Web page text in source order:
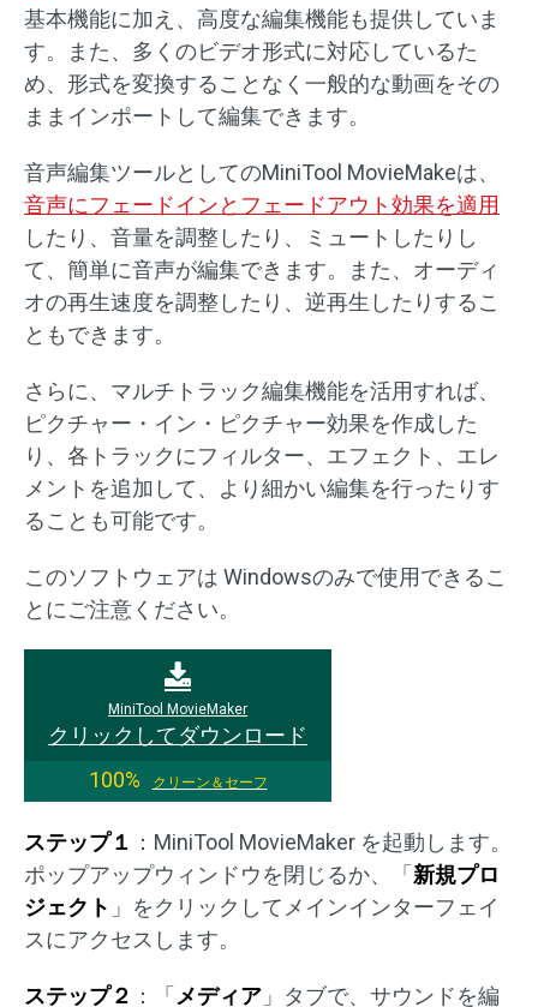
基本機能に加え、高度な編集機能も提供していま
す。また、多くのビデオ形式に対応しているた
め、形式を変換することなく一般的な動画をその
ままインポートして編集できます。
音声編集ツールとしてのMiniTool MovieMakeは、
音声にフェードインとフェードアウト効果を適用
したり、音量を調整したり、ミュートしたりし
て、簡単に音声が編集できます。また、オーディ
オの再生速度を調整したり、逆再生したりするこ
ともできます。
さらに、マルチトラック編集機能を活用すれば、
ピクチャー・イン・ピクチャー効果を作成した
り、各トラックにフィルター、エフェクト、エレ
メントを追加して、より細かい編集を行ったりす
ることも可能です。
このソフトウェアは Windowsのみで使用できるこ
とにご注意ください。
MiniTool MovieMaker
クリックしてダウンロード
100%
クリーン＆セーフ
ステップ１ ：MiniTool MovieMaker を起動します。
ポップアップウィンドウを閉じるか、「 新規プロ
ジェクト 」をクリックしてメインインターフェイ
スにアクセスします。
ステップ２ ：「 メディア 」タブで、サウンドを編